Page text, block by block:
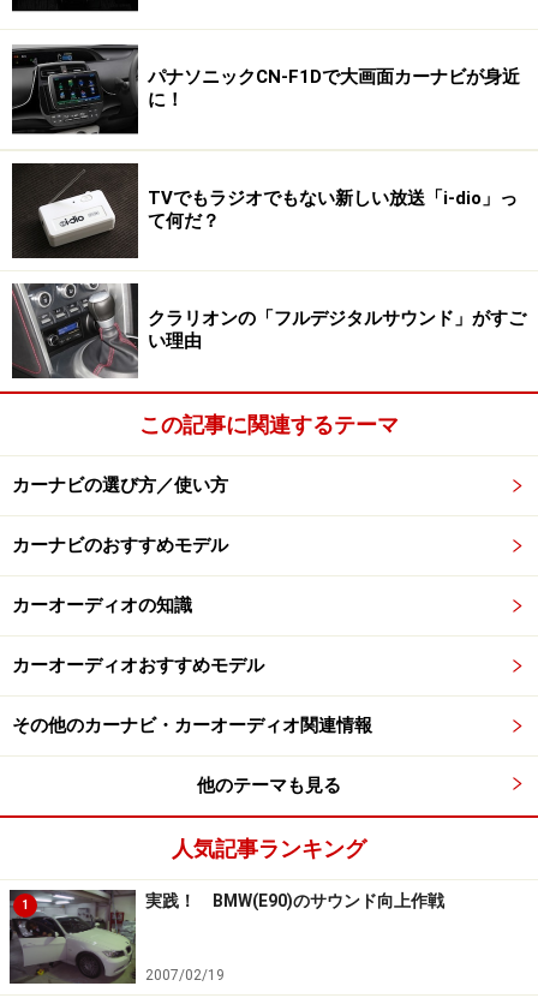
ば、当然、右ドアのスピーカーが近くなるからだ。その
場合、本来はリスナーの前（左右スピーカーの中央）で
聞こえるはずのヴォーカルが右スピーカーから聞こえた
り、楽器の配置がわかりにくかったり、理想的なステレ
オ再生とはほど遠い状態になってしまう。そんな状態を
補正するデジタル技術がタイムアライメントなのだ。
各スピーカーの音が同時に耳に届くよう調
整
原理としては、リスナーに近いスピーカーの音に遅延を
かける。そして、左右スピーカーが発した音がリスナー
の耳に同時に届くよう巧く調整できれば、左右どちらか
のスピーカーが近い偏ったリスニングポジションでステ
レオ音源を聴いたとしても、ホームオーディオの最良の
リスニングポジションで聞いているような理想的な音場
を再現できるというわけだ。
カタログに○chタイムアライメントなどと記載されてい
る場合もあるが、○の中の数字は独立して調整できるス
ピーカーの数を示す。たとえば2chタイムアライメント
なら、左右の距離差を調整するだけだが、4chタイムア
ライメントならフロントスピーカーがトゥイーターとウ
ーファーに分かれている場合でも、トゥイーターとウー
ファーを独立調整できる。つまり数字が多いほど、大が
かりなシステムに対応し、きめ細かい調整ができるとい
うことだ。
パナソニックCN-F1Dで大画面カーナビが身近
に！
TVでもラジオでもない新しい放送「i-dio」っ
て何だ？
クラリオンの「フルデジタルサウンド」がすご
い理由
この記事に関連するテーマ
カーナビの選び方／使い方
カーナビのおすすめモデル
カーオーディオの知識
カーオーディオおすすめモデル
その他のカーナビ・カーオーディオ関連情報
他のテーマも見る
人気記事ランキング
1 実践！ BMW(E90)のサウンド向上作戦
2007/02/19